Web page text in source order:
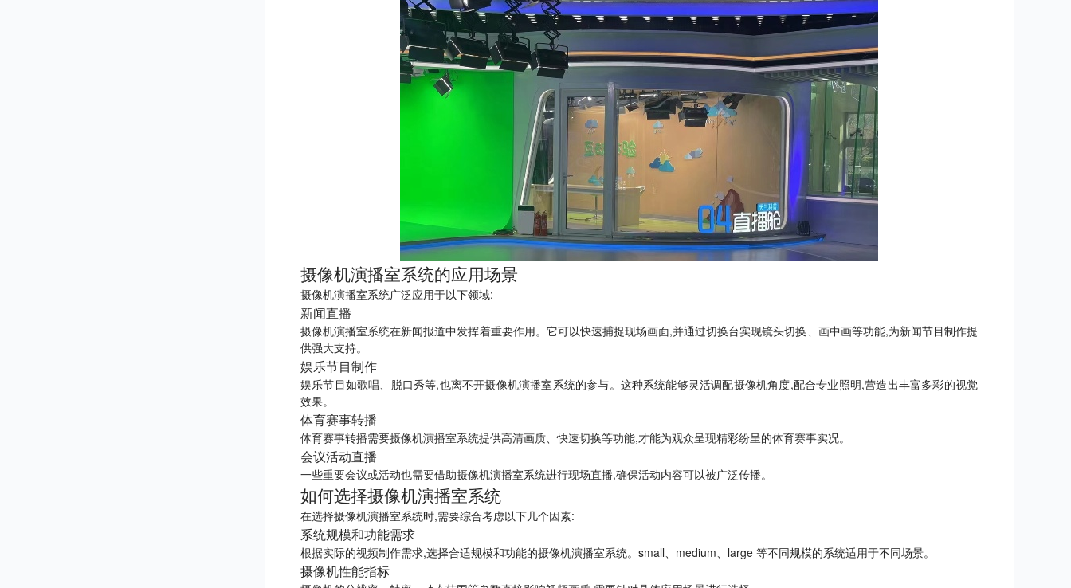
摄像机演播室系统的应用场景
摄像机演播室系统广泛应用于以下领域:
新闻直播
摄像机演播室系统在新闻报道中发挥着重要作用。它可以快速捕捉现场画面,并通过切换台实现镜头切换、画中画等功能,为新闻节目制作提
供强大支持。
娱乐节目制作
娱乐节目如歌唱、脱口秀等,也离不开摄像机演播室系统的参与。这种系统能够灵活调配摄像机角度,配合专业照明,营造出丰富多彩的视觉
效果。
体育赛事转播
体育赛事转播需要摄像机演播室系统提供高清画质、快速切换等功能,才能为观众呈现精彩纷呈的体育赛事实况。
会议活动直播
一些重要会议或活动也需要借助摄像机演播室系统进行现场直播,确保活动内容可以被广泛传播。
如何选择摄像机演播室系统
在选择摄像机演播室系统时,需要综合考虑以下几个因素:
系统规模和功能需求
根据实际的视频制作需求,选择合适规模和功能的摄像机演播室系统。small、medium、large 等不同规模的系统适用于不同场景。
摄像机性能指标